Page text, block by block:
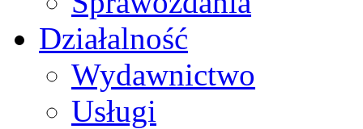
Działalność
Wydawnictwo
Usługi